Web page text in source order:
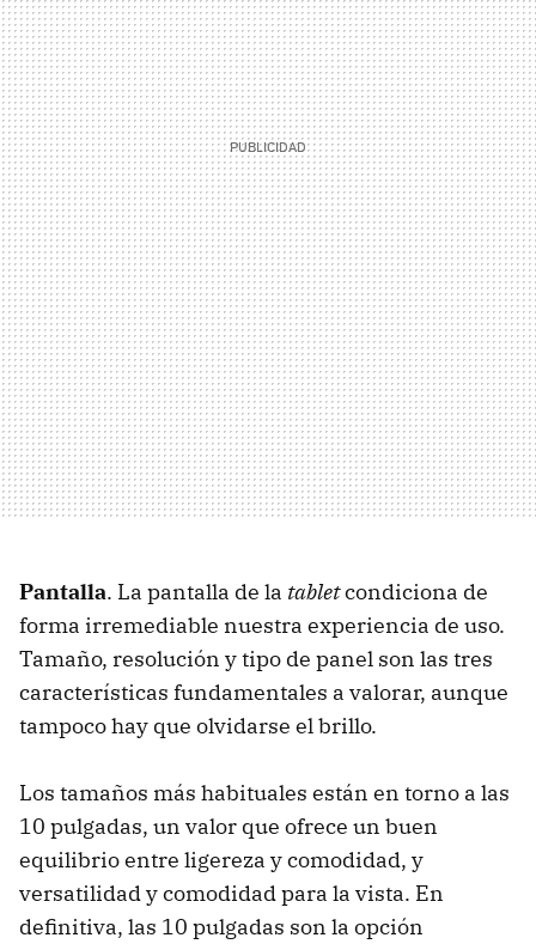
Pantalla. La pantalla de la tabletcondiciona de
forma irremediable nuestra experiencia de uso.
Tamaño, resolución y tipo de panel son las tres
características fundamentales a valorar, aunque
tampoco hay que olvidarse el brillo.
Los tamaños más habituales están en torno a las
10 pulgadas, un valor que ofrece un buen
equilibrio entre ligereza y comodidad, y
versatilidad y comodidad para la vista. En
definitiva, las 10 pulgadas son la opción